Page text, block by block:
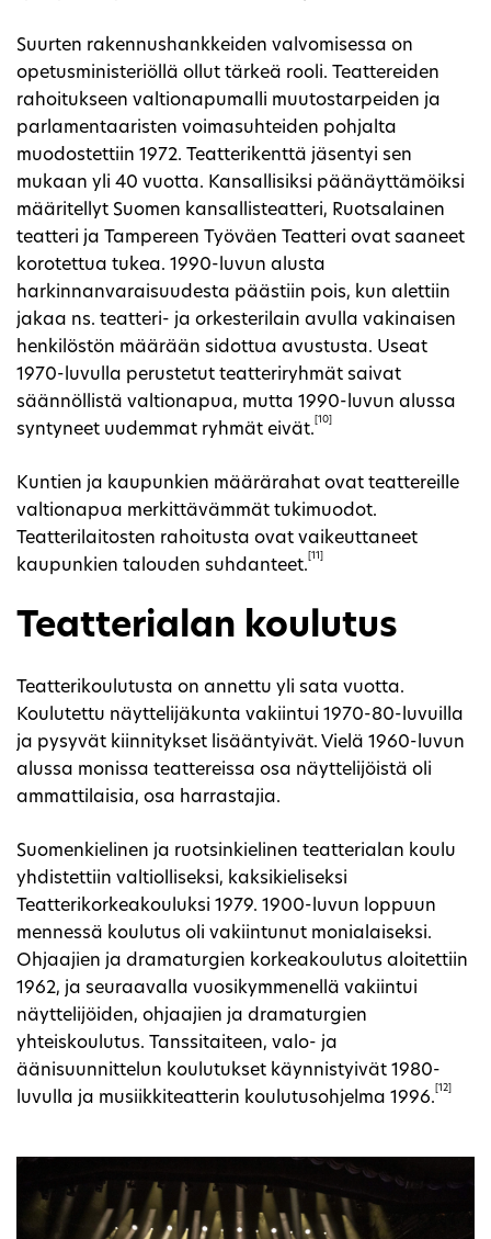
Suurten rakennushankkeiden valvomisessa on
opetusministeriöllä ollut tärkeä rooli. Teattereiden
rahoitukseen valtionapumalli muutostarpeiden ja
parlamentaaristen voimasuhteiden pohjalta
muodostettiin 1972. Teatterikenttä jäsentyi sen
mukaan yli 40 vuotta. Kansallisiksi päänäyttämöiksi
määritellyt Suomen kansallisteatteri, Ruotsalainen
teatteri ja Tampereen Työväen Teatteri ovat saaneet
korotettua tukea. 1990-luvun alusta
harkinnanvaraisuudesta päästiin pois, kun alettiin
jakaa ns. teatteri- ja orkesterilain avulla vakinaisen
henkilöstön määrään sidottua avustusta. Useat
1970-luvulla perustetut teatteriryhmät saivat
säännöllistä valtionapua, mutta 1990-luvun alussa
syntyneet uudemmat ryhmät eivät.
[10]
Kuntien ja kaupunkien määrärahat ovat teattereille
valtionapua merkittävämmät tukimuodot.
Teatterilaitosten rahoitusta ovat vaikeuttaneet
kaupunkien talouden suhdanteet.
[11]
Teatterialan koulutus
Teatterikoulutusta on annettu yli sata vuotta.
Koulutettu näyttelijäkunta vakiintui 1970-80-luvuilla
ja pysyvät kiinnitykset lisääntyivät. Vielä 1960-luvun
alussa monissa teattereissa osa näyttelijöistä oli
ammattilaisia, osa harrastajia.
Suomenkielinen ja ruotsinkielinen teatterialan koulu
yhdistettiin valtiolliseksi, kaksikieliseksi
Teatterikorkeakouluksi 1979. 1900-luvun loppuun
mennessä koulutus oli vakiintunut monialaiseksi.
Ohjaajien ja dramaturgien korkeakoulutus aloitettiin
1962, ja seuraavalla vuosikymmenellä vakiintui
näyttelijöiden, ohjaajien ja dramaturgien
yhteiskoulutus. Tanssitaiteen, valo- ja
äänisuunnittelun koulutukset käynnistyivät 1980-
luvulla ja musiikkiteatterin koulutusohjelma 1996.
[12]